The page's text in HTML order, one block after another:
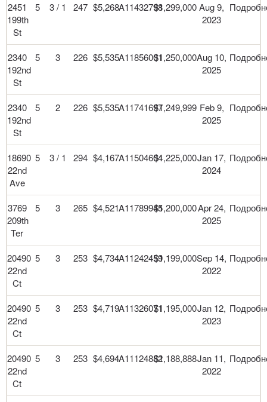
2451
199th
St
5 3 / 1 247 $5,268A11432798$1,299,000 Aug 9,
2023
2340
192nd
St
5 3 226 $5,535A11856001$1,250,000Aug 10,
2025
2340
192nd
St
5 2 226 $5,535A11741697$1,249,999 Feb 9,
2025
18690
22nd
Ave
5 3 / 1 294 $4,167A11504604$1,225,000Jan 17,
2024
3769
209th
Ter
5 3 265 $4,521A11789945$1,200,000Apr 24,
2025
20490
22nd
Ct
5 3 253 $4,734A11242459$1,199,000Sep 14,
2022
20490
22nd
Ct
5 3 253 $4,719A11326071$1,195,000Jan 12,
2023
20490
22nd
Ct
5 3 253 $4,694A11124882$1,188,888Jan 11,
2022